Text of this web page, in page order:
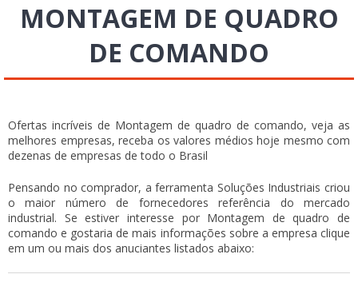
MONTAGEM DE QUADRO
DE COMANDO
Ofertas incríveis de Montagem de quadro de comando, veja as
melhores empresas, receba os valores médios hoje mesmo com
dezenas de empresas de todo o Brasil
Pensando no comprador, a ferramenta Soluções Industriais criou
o maior número de fornecedores referência do mercado
industrial. Se estiver interesse por Montagem de quadro de
comando e gostaria de mais informações sobre a empresa clique
em um ou mais dos anuciantes listados abaixo: